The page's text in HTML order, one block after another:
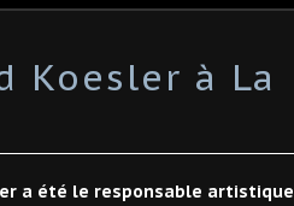
Koesler à La
a été le responsable artistique